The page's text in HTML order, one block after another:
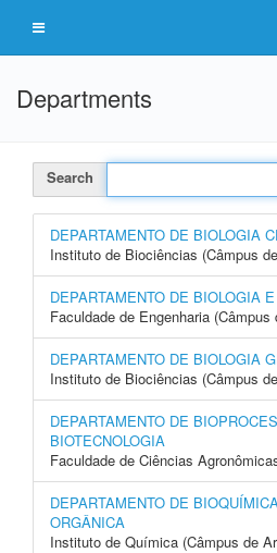
Departments
Search
DEPARTAMENTO DE BIOLOGIA
Instituto de Biociências (Câmpus
DEPARTAMENTO DE BIOLOGIA
Faculdade de Engenharia
DEPARTAMENTO DE BIOLOGIA
Instituto de Biociências (Câmpus
DEPARTAMENTO DE
BIOTECNOLOGIA
Faculdade de Ciências
DEPARTAMENTO DE
ORGÂNICA
Instituto de Química (Câmpus de